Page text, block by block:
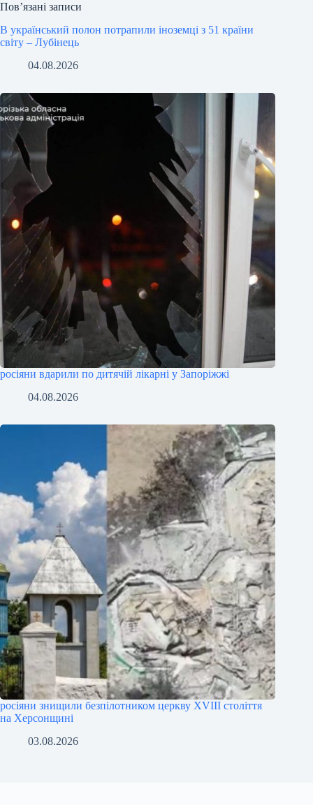
Пов’язані записи
В український полон потрапили іноземці з 51 країни
світу – Лубінець
04.08.2026
росіяни вдарили по дитячій лікарні у Запоріжжі
04.08.2026
росіяни знищили безпілотником церкву XVIII століття
на Херсонщині
03.08.2026